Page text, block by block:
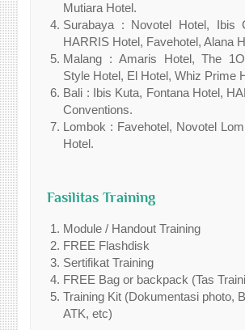
Mutiara Hotel.
Surabaya : Novotel Hotel, Ibis
HARRIS Hotel, Favehotel, Alana
Malang : Amaris Hotel, The
Style Hotel, El Hotel, Whiz Prime
Bali : Ibis Kuta, Fontana Hotel,
Conventions.
Lombok : Favehotel, Novotel
Hotel.
Fasilitas Training
Module / Handout Training
FREE Flashdisk
Sertifikat Training
FREE Bag or backpack (Tas
Training Kit (Dokumentasi photo,
ATK, etc)